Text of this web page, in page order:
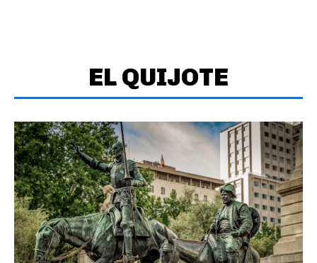
EL QUIJOTE